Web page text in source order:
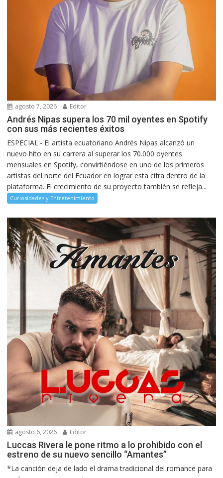
agosto 7, 2026 Editor
Andrés Nipas supera los 70 mil oyentes en Spotify
con sus más recientes éxitos
ESPECIAL.- El artista ecuatoriano Andrés Nipas alcanzó un
nuevo hito en su carrera al superar los 70.000 oyentes
mensuales en Spotify, convirtiéndose en uno de los primeros
artistas del norte del Ecuador en lograr esta cifra dentro de la
plataforma. El crecimiento de su proyecto también se refleja...
Curiosidades y Entretenimiento
agosto 6, 2026 Editor
Luccas Rivera le pone ritmo a lo prohibido con el
estreno de su nuevo sencillo “Amantes”
*La canción deja de lado el drama tradicional del romance para